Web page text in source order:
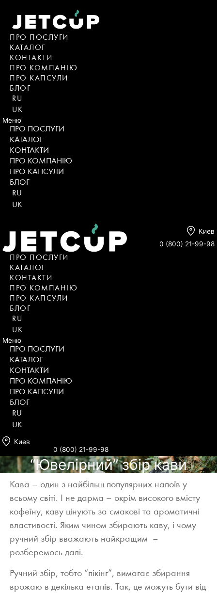
ПРО ПОСЛУГИ
КАТАЛОГ
KОНТАКТИ
ПРО КОМПАНІЮ
ПРО КАПСУЛИ
БЛОГ
RU
UK
Меню
ПРО ПОСЛУГИ
КАТАЛОГ
KОНТАКТИ
ПРО КОМПАНІЮ
ПРО КАПСУЛИ
БЛОГ
RU
UK
Киев
0 (800) 21-99-98
ПРО ПОСЛУГИ
КАТАЛОГ
KОНТАКТИ
ПРО КОМПАНІЮ
ПРО КАПСУЛИ
БЛОГ
RU
UK
Меню
ПРО ПОСЛУГИ
КАТАЛОГ
KОНТАКТИ
ПРО КОМПАНІЮ
ПРО КАПСУЛИ
БЛОГ
RU
UK
Киев
0 (800) 21-99-98
“Ювелірний” збір кави
Кава – один з найбільш популярних напоїв у
всьому світі. І не дарма – окрім високого вмісту
кофеїну, каву цінують за смакові та ароматичні
властивості. Яким чином збирають каву, і чому
ручний збір вважають найкращим –
розберемось далі.
Ручний збір, тобто “пікінг”, вимагає збирання
врожаю в декілька етапів. Так, це можуть бути від